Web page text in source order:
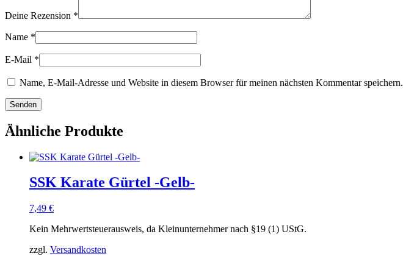
Deine Rezension *
Name *
E-Mail *
Name, E-Mail-Adresse und Website in diesem Browser für meinen nächsten Kommentar speichern.
Ähnliche Produkte
SSK Karate Gürtel -Gelb-
7,49 €
Kein Mehrwertsteuerausweis, da Kleinunternehmer nach §19 (1) UStG.
zzgl. Versandkosten